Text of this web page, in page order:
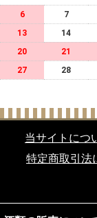
6
7
13
14
20
21
27
28
当サイトにつ
特定商取引法